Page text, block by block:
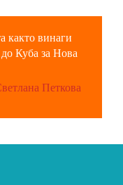
както винаги
Куба за Нова
Петкова